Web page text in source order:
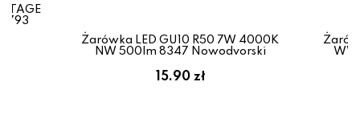
Żarówka LED GU10 R50 7W 4000K
NW 500lm 8347 Nowodvorski
15.90 zł